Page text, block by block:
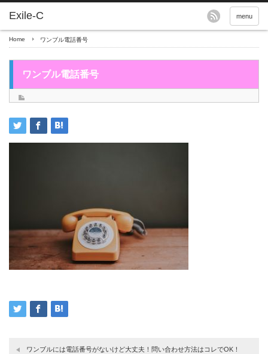
menu
Home ワンブル電話番号
ワンブル電話番号
ワンブルには電話番号がないけど大丈夫！問い合わせ方法はコレでOK！